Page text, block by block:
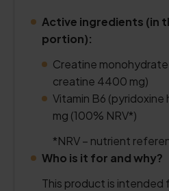
Active ingredients (in
portion):
Creatine
creatine 4400 mg)
Vitamin B6 (pyridoxine
mg (100% NRV*)
*NRV – nutrient
Who is it for and why?
This product is intended